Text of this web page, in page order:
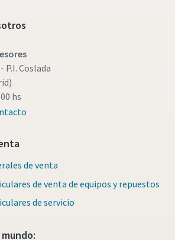
P.I. Coslada
hs
de venta
de venta de equipos y repuestos
de servicio